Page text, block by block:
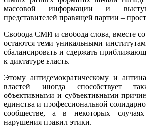
массовой информации и
представителей правящей партии –
Свобода СМИ и свобода слова, вместе со
остаются теми уникальными
сбалансировать и сдержать
к диктатуре власть.
Этому антидемократическому и
властей иногда способствует
объективными и субъективными
единства и профессиональной
сообществе, а в некоторых
нарушения правил этики.